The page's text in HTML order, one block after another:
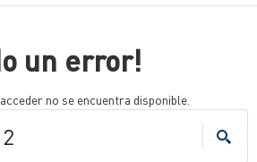
un error!
no se encuentra disponible.